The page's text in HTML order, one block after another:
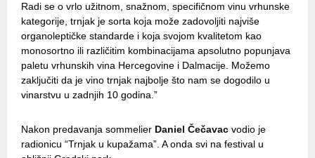
Radi se o vrlo užitnom, snažnom, specifičnom vinu vrhunske
kategorije, trnjak je sorta koja može zadovoljiti najviše
organoleptičke standarde i koja svojom kvalitetom kao
monosortno ili različitim kombinacijama apsolutno popunjava
paletu vrhunskih vina Hercegovine i Dalmacije. Možemo
zaključiti da je vino trnjak najbolje što nam se dogodilo u
vinarstvu u zadnjih 10 godina.”
Nakon predavanja sommelier Daniel Čečavac vodio je
radionicu “Trnjak u kupažama”. A onda svi na festival u